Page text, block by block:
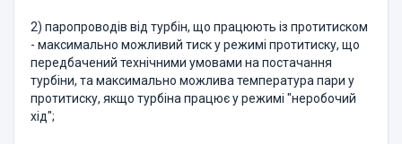
2) паропроводів від турбін, що працюють із протитиском
- максимально можливий тиск у режимі протитиску, що
передбачений технічними умовами на постачання
турбіни, та максимально можлива температура пари у
протитиску, якщо турбіна працює у режимі "неробочий
хід";